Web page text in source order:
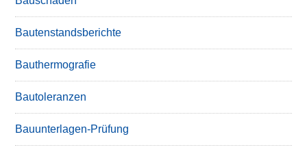
Bautenstandsberichte
Bauthermografie
Bautoleranzen
Bauunterlagen-Prüfung